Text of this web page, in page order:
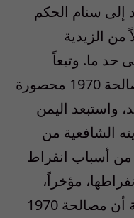
إلى سنام الحكم
من الزيدية
حد ما. وتبعاً
لمنطق هذه الإشارة، كانت مصالحة 1970 محصورة
واستبعد اليمن
الشافعية من
من أسباب انفراط
مؤخراً،
بصورة انفجارية كاشفة لحقيقة أن مصالحة 1970